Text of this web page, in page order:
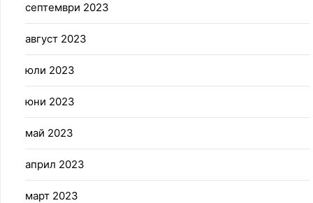
септември 2023
август 2023
юли 2023
юни 2023
май 2023
април 2023
март 2023